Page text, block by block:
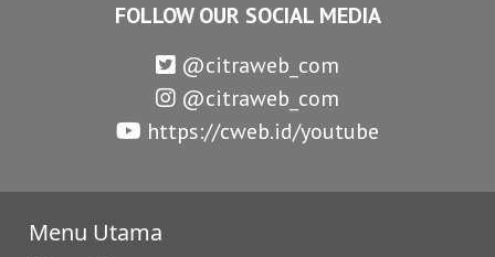
FOLLOW OUR SOCIAL MEDIA
@citraweb_com
@citraweb_com
https://cweb.id/youtube
Menu Utama